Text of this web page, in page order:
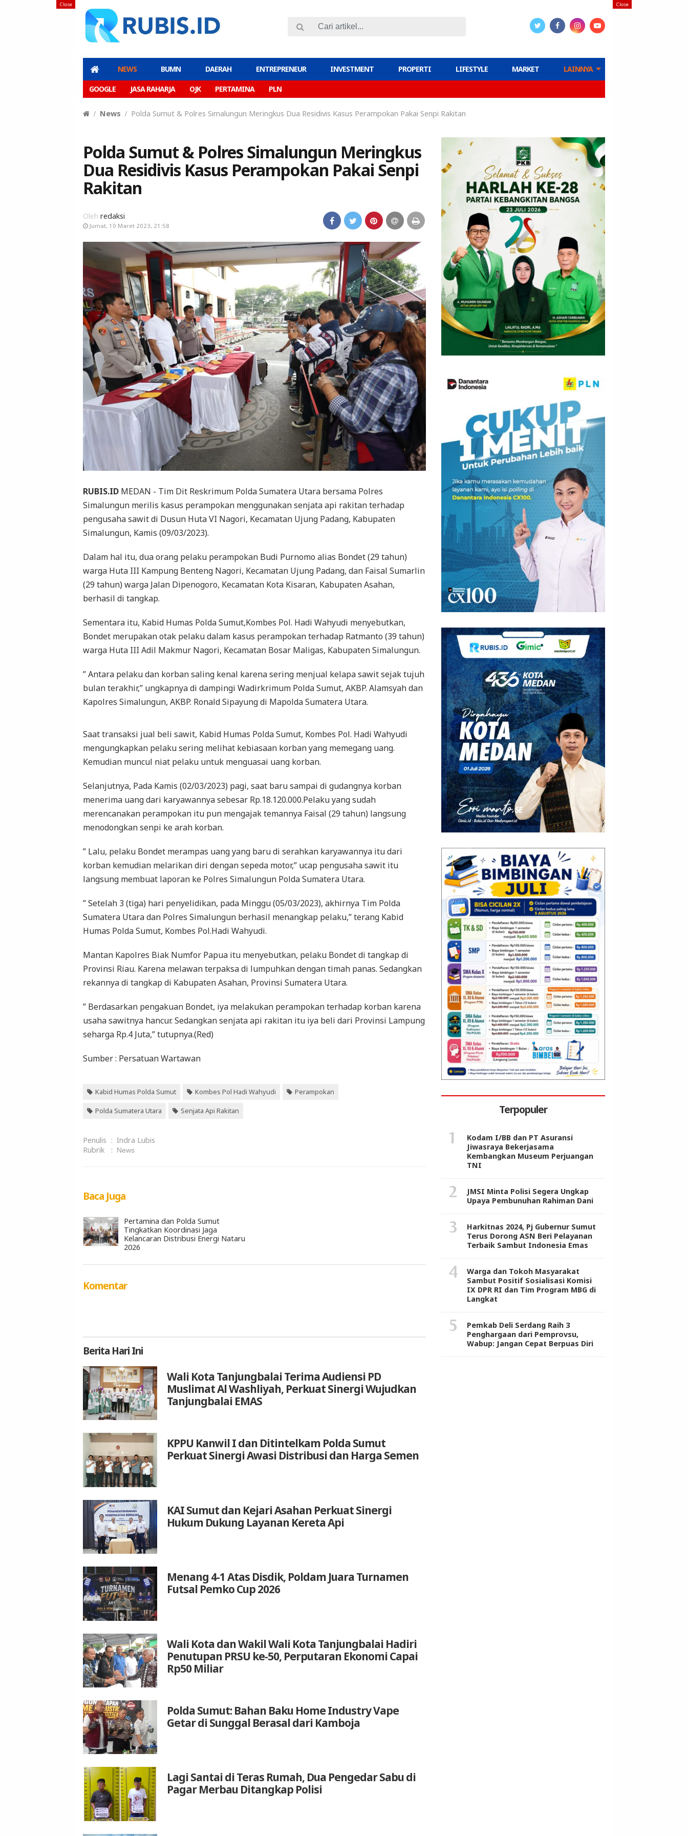
NEWS BUMN DAERAH ENTREPRENEUR INVESTMENT PROPERTI LIFESTYLE MARKET LAINNYA
GOOGLE JASA RAHARJA OJK PERTAMINA PLN
Close
Close
News Polda Sumut & Polres Simalungun Meringkus Dua Residivis Kasus Perampokan Pakai Senpi Rakitan
Polda Sumut & Polres Simalungun Meringkus
Dua Residivis Kasus Perampokan Pakai Senpi
Rakitan
Oleh redaksi
Jumat, 10 Maret 2023, 21:58
RUBIS.ID MEDAN - Tim Dit Reskrimum Polda Sumatera Utara bersama Polres
Simalungun merilis kasus perampokan menggunakan senjata api rakitan terhadap
pengusaha sawit di Dusun Huta VI Nagori, Kecamatan Ujung Padang, Kabupaten
Simalungun, Kamis (09/03/2023).
Dalam hal itu, dua orang pelaku perampokan Budi Purnomo alias Bondet (29 tahun)
warga Huta III Kampung Benteng Nagori, Kecamatan Ujung Padang, dan Faisal Sumarlin
(29 tahun) warga Jalan Dipenogoro, Kecamatan Kota Kisaran, Kabupaten Asahan,
berhasil di tangkap.
Sementara itu, Kabid Humas Polda Sumut,Kombes Pol. Hadi Wahyudi menyebutkan,
Bondet merupakan otak pelaku dalam kasus perampokan terhadap Ratmanto (39 tahun)
warga Huta III Adil Makmur Nagori, Kecamatan Bosar Maligas, Kabupaten Simalungun.
” Antara pelaku dan korban saling kenal karena sering menjual kelapa sawit sejak tujuh
bulan terakhir,” ungkapnya di dampingi Wadirkrimum Polda Sumut, AKBP. Alamsyah dan
Kapolres Simalungun, AKBP. Ronald Sipayung di Mapolda Sumatera Utara.
Saat transaksi jual beli sawit, Kabid Humas Polda Sumut, Kombes Pol. Hadi Wahyudi
mengungkapkan pelaku sering melihat kebiasaan korban yang memegang uang.
Kemudian muncul niat pelaku untuk menguasai uang korban.
Selanjutnya, Pada Kamis (02/03/2023) pagi, saat baru sampai di gudangnya korban
menerima uang dari karyawannya sebesar Rp.18.120.000.Pelaku yang sudah
merencanakan perampokan itu pun mengajak temannya Faisal (29 tahun) langsung
menodongkan senpi ke arah korban.
” Lalu, pelaku Bondet merampas uang yang baru di serahkan karyawannya itu dari
korban kemudian melarikan diri dengan sepeda motor,” ucap pengusaha sawit itu
langsung membuat laporan ke Polres Simalungun Polda Sumatera Utara.
” Setelah 3 (tiga) hari penyelidikan, pada Minggu (05/03/2023), akhirnya Tim Polda
Sumatera Utara dan Polres Simalungun berhasil menangkap pelaku,” terang Kabid
Humas Polda Sumut, Kombes Pol.Hadi Wahyudi.
Mantan Kapolres Biak Numfor Papua itu menyebutkan, pelaku Bondet di tangkap di
Provinsi Riau. Karena melawan terpaksa di lumpuhkan dengan timah panas. Sedangkan
rekannya di tangkap di Kabupaten Asahan, Provinsi Sumatera Utara.
” Berdasarkan pengakuan Bondet, iya melakukan perampokan terhadap korban karena
usaha sawitnya hancur. Sedangkan senjata api rakitan itu iya beli dari Provinsi Lampung
seharga Rp.4 Juta,” tutupnya.(Red)
Sumber : Persatuan Wartawan
Kabid Humas Polda Sumut Kombes Pol Hadi Wahyudi Perampokan
Polda Sumatera Utara Senjata Api Rakitan
Penulis : Indra Lubis
Rubrik
: News
Baca Juga
Pertamina dan Polda Sumut
Tingkatkan Koordinasi Jaga
Kelancaran Distribusi Energi Nataru
2026
Komentar
Berita Hari Ini
Wali Kota Tanjungbalai Terima Audiensi PD
Muslimat Al Washliyah, Perkuat Sinergi Wujudkan
Tanjungbalai EMAS
KPPU Kanwil I dan Ditintelkam Polda Sumut
Perkuat Sinergi Awasi Distribusi dan Harga Semen
KAI Sumut dan Kejari Asahan Perkuat Sinergi
Hukum Dukung Layanan Kereta Api
Menang 4-1 Atas Disdik, Poldam Juara Turnamen
Futsal Pemko Cup 2026
Wali Kota dan Wakil Wali Kota Tanjungbalai Hadiri
Penutupan PRSU ke-50, Perputaran Ekonomi Capai
Rp50 Miliar
Polda Sumut: Bahan Baku Home Industry Vape
Getar di Sunggal Berasal dari Kamboja
Lagi Santai di Teras Rumah, Dua Pengedar Sabu di
Pagar Merbau Ditangkap Polisi
Terpopuler
Kodam I/BB dan PT Asuransi
Jiwasraya Bekerjasama
Kembangkan Museum Perjuangan
TNI
JMSI Minta Polisi Segera Ungkap
Upaya Pembunuhan Rahiman Dani
Harkitnas 2024, Pj Gubernur Sumut
Terus Dorong ASN Beri Pelayanan
Terbaik Sambut Indonesia Emas
Warga dan Tokoh Masyarakat
Sambut Positif Sosialisasi Komisi
IX DPR RI dan Tim Program MBG di
Langkat
Pemkab Deli Serdang Raih 3
Penghargaan dari Pemprovsu,
Wabup: Jangan Cepat Berpuas Diri